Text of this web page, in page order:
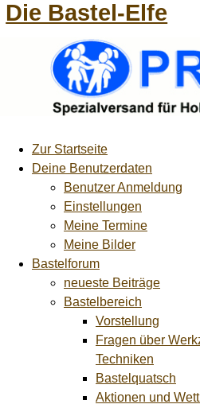
Die Bastel-Elfe
Zur Startseite
Deine Benutzerdaten
Benutzer Anmeldung
Einstellungen
Meine Termine
Meine Bilder
Bastelforum
neueste Beiträge
Bastelbereich
Vorstellung
Fragen über
Techniken
Bastelquatsch
Aktionen und